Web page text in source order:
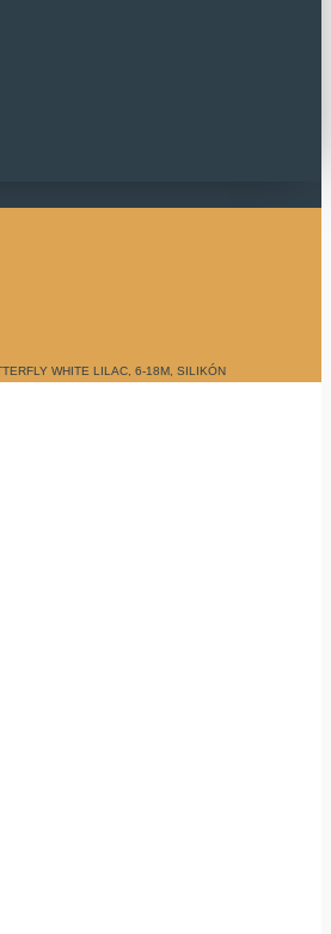
WHITE LILAC, 6-18M, SILIKÓN